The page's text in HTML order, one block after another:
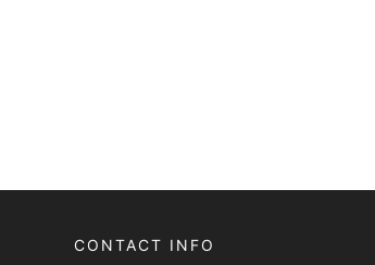
CONTACT INFO